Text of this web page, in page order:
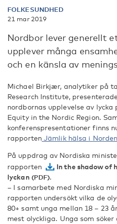
FOLKESUNDHED
21 mar 2019
Nordbor lever generellt
upplever många
och en känsla av
Michael Birkjær, analytiker på
Research Institute,
nordbornas upplevelse av
Equity in the Nordic Region.
konferenspresentationer finns
rapportenJämlik hälsa i Norden
På uppdrag av Nordiska
rapporten
In the shadow of
lyckan
.
– I samarbete med Nordiska
rapporten undersökt vilka de
80+ samt unga mellan 18 – 23
mest olyckliga. Unga som